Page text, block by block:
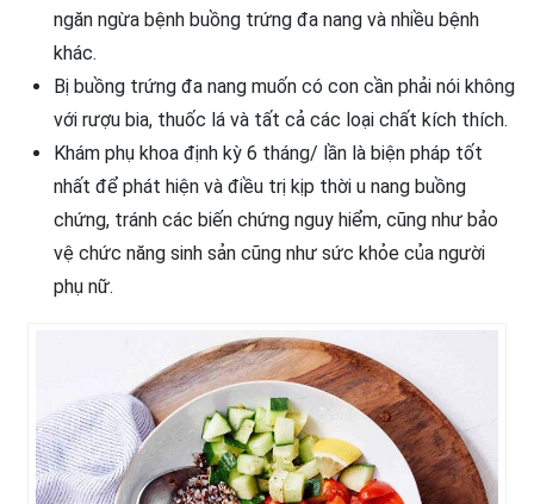
ngăn ngừa bệnh buồng trứng đa nang và nhiều bệnh
khác.
Bị buồng trứng đa nang muốn có con cần phải nói không
với rượu bia, thuốc lá và tất cả các loại chất kích thích.
Khám phụ khoa định kỳ 6 tháng/ lần là biện pháp tốt
nhất để phát hiện và điều trị kịp thời u nang buồng
chứng, tránh các biến chứng nguy hiểm, cũng như bảo
vệ chức năng sinh sản cũng như sức khỏe của người
phụ nữ.